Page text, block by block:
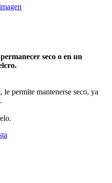
seco o en un
permite mantenerse seco, ya